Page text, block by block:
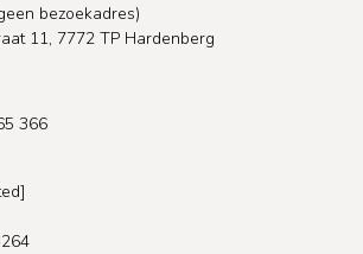
bezoekadres)
11, 7772 TP Hardenberg
366